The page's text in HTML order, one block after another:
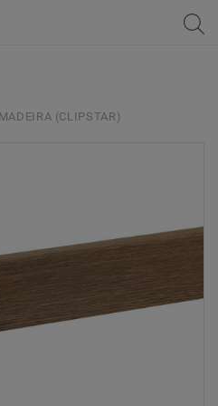
(CLIPSTAR)